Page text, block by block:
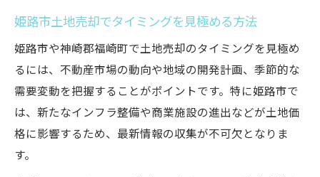
姫路市土地売却でタイミングを見極める方法
姫路市や神崎郡福崎町で土地売却のタイミングを見極め
るには、不動産市場の動向や地域の開発計画、季節的な
需要変動を把握することがポイントです。特に姫路市で
は、新たなインフラ整備や商業施設の進出などが土地価
格に影響するため、最新情報の収集が不可欠となりま
す。